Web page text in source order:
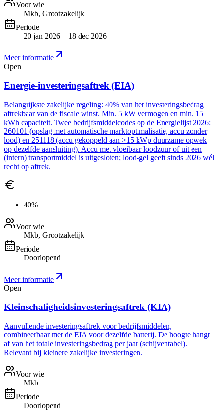
Voor wie
Mkb, Grootzakelijk
Periode
20 jan 2026 – 18 dec 2026
Meer informatie
Open
Energie-investeringsaftrek (EIA)
Belangrijkste zakelijke regeling: 40% van het investeringsbedrag
aftrekbaar van de fiscale winst. Min. 5 kW vermogen en min. 15
kWh capaciteit. Twee bedrijfsmiddelcodes op de Energielijst 2026:
260101 (opslag met automatische marktoptimalisatie, accu zonder
lood) en 251118 (accu gekoppeld aan >15 kWp duurzame opwek
op dezelfde aansluiting). Accu met vloeibaar loodzuur of uit een
(intern) transportmiddel is uitgesloten; lood-gel geeft sinds 2026 wél
recht op aftrek.
40%
Voor wie
Mkb, Grootzakelijk
Periode
Doorlopend
Meer informatie
Open
Kleinschaligheidsinvesteringsaftrek (KIA)
Aanvullende investeringsaftrek voor bedrijfsmiddelen,
combineerbaar met de EIA voor dezelfde batterij. De hoogte hangt
af van het totale investeringsbedrag per jaar (schijventabel).
Relevant bij kleinere zakelijke investeringen.
Voor wie
Mkb
Periode
Doorlopend